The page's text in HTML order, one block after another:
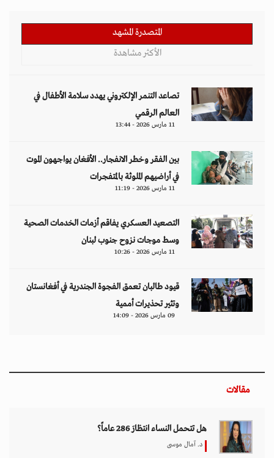
المتصدرة المشهد
الأكثر مشاهدة
تصاعد التنمر الإلكتروني يهدد سلامة الأطفال في
العالم الرقمي
11 مارس 2026 - 13:44
بين الفقر وخطر الانفجار.. الأفغان يواجهون الموت
في أراضيهم الملوثة بالمتفجرات
11 مارس 2026 - 11:19
التصعيد العسكري يفاقم أزمات الخدمات الصحية
وسط موجات نزوح جنوب لبنان
11 مارس 2026 - 10:26
قيود طالبان تعمق الفجوة الجندرية في أفغانستان
وتثير تحذيرات أممية
09 مارس 2026 - 14:09
مقالات
هل تتحمل النساء انتظارَ 286 عاماً؟
د. آمال موسى